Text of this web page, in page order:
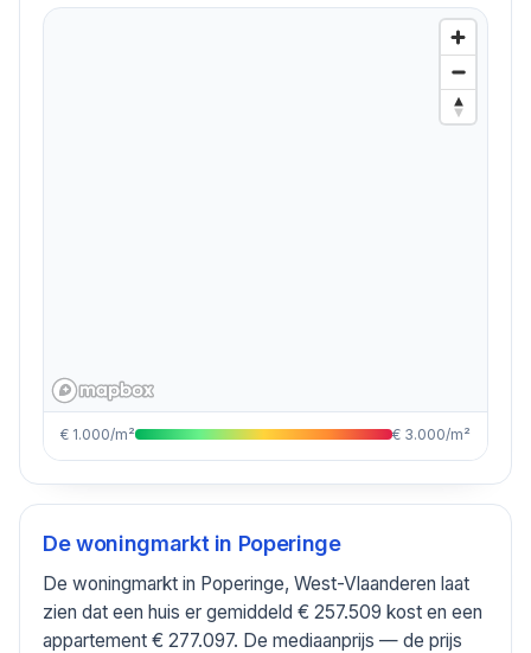
€ 1.000/m² € 3.000/m²
De woningmarkt in Poperinge
De woningmarkt in Poperinge, West-Vlaanderen laat
zien dat een huis er gemiddeld € 257.509 kost en een
appartement € 277.097. De mediaanprijs — de prijs